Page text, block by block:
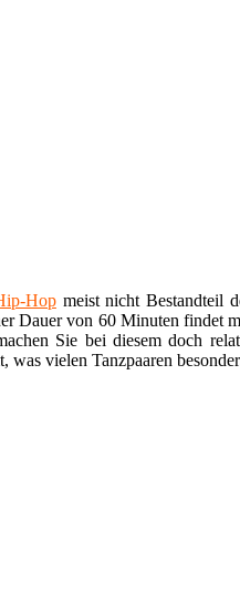
Hopmeist nicht Bestandteil
Dauer von 60 Minuten findet
Sie bei diesem doch
was vielen Tanzpaaren